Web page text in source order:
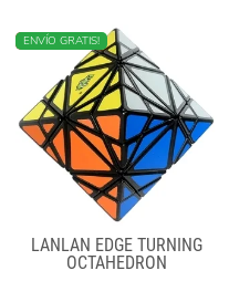
NUEVO
ENVÍO GRATIS!
LANLAN EDGE TURNING
OCTAHEDRON